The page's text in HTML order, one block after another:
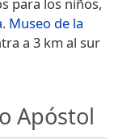
. Museo de la
a 3 km al sur
Apóstol